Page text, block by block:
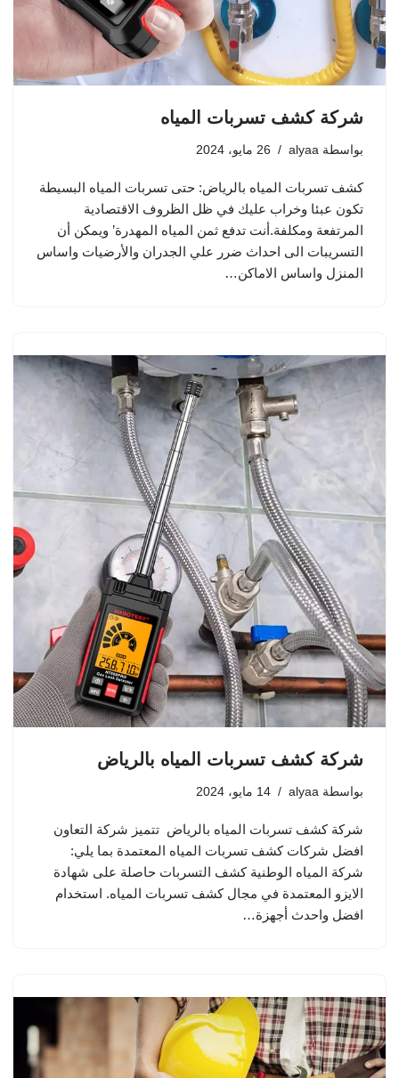
شركة كشف تسربات المياه
بواسطة alyaa 26 مايو، 2024
كشف تسربات المياه بالرياض: حتى تسربات المياه البسيطة
تكون عبئا وخراب عليك في ظل الظروف الاقتصادية
المرتفعة ومكلفة.أنت تدفع ثمن المياه المهدرة’ ويمكن أن
التسريبات الى احداث ضرر علي الجدران والأرضيات واساس
المنزل واساس الاماكن…
شركة كشف تسربات المياه بالرياض
بواسطة alyaa 14 مايو، 2024
شركة كشف تسربات المياه بالرياض تتميز شركة التعاون
افضل شركات كشف تسربات المياه المعتمدة بما يلي:
شركة المياه الوطنية كشف التسربات حاصلة على شهادة
الايزو المعتمدة في مجال كشف تسربات المياه. استخدام
افضل واحدث أجهزة…